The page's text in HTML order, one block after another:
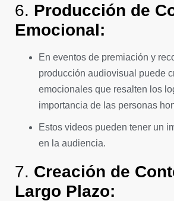
6. Producción de
Emocional:
En eventos de premiación y
producción audiovisual puede
emocionales que resalten los
importancia de las personas
Estos videos pueden tener un
en la audiencia.
7. Creación de
Largo Plazo: